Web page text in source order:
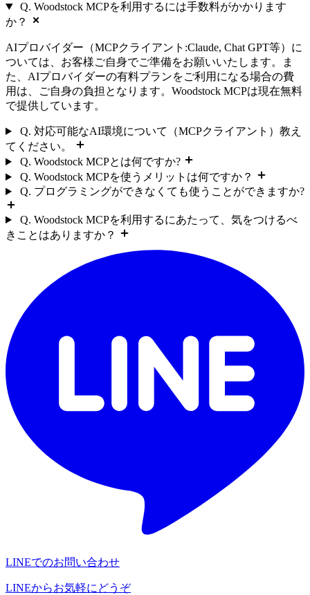
Q. Woodstock MCPを利用するには手数料がかかります
か？
AIプロバイダー（MCPクライアント:Claude, Chat GPT等）に
ついては、お客様ご自身でご準備をお願いいたします。ま
た、AIプロバイダーの有料プランをご利用になる場合の費
用は、ご自身の負担となります。Woodstock MCPは現在無料
で提供しています。
Q. 対応可能なAI環境について（MCPクライアント）教え
てください。
Q. Woodstock MCPとは何ですか?
Q. Woodstock MCPを使うメリットは何ですか？
Q. プログラミングができなくても使うことができますか?
Q. Woodstock MCPを利用するにあたって、気をつけるべ
きことはありますか？
LINEでのお問い合わせ
LINEからお気軽にどうぞ